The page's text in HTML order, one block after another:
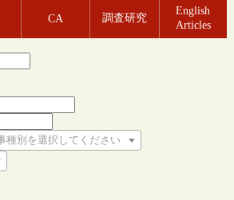
CA 調査研究
English
Articles
種別を選択してください
してください